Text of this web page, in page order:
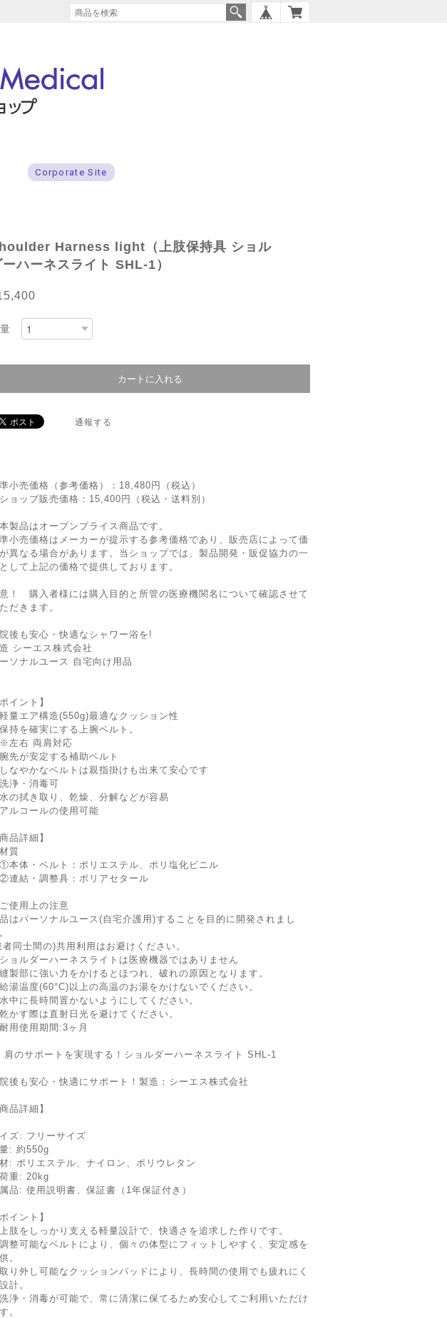
Corporate Site
Harness light（上肢保持具 ショル
ーハーネスライト SHL-1）
通報する
小売価格（参考価格）：18,480円（税込）
ョップ販売価格：15,400円（税込・送料別）
製品はオープンプライス商品です。
小売価格はメーカーが提示する参考価格であり、販売店によって価
異なる場合があります。当ショップでは、製品開発・販促協力の一
して上記の価格で提供しております。
！ 購入者様には購入目的と所管の医療機関名について確認させて
だきます。
後も安心・快適なシャワー浴を!
シーエス株式会社
ソナルユース 自宅向け用品
ポイント】
軽量エア構造(550g)最適なクッション性
持を確実にする上腕ベルト。
右 両肩対応
腕先が安定する補助ベルト
なやかなベルトは親指掛けも出来て安心です
洗浄・消毒可
の拭き取り、乾燥、分解などが容易
ルコールの使用可能
商品詳細】
質
体・ベルト：ポリエステル、ポリ塩化ビニル
結・調整具：ポリアセタール
使用上の注意
はパーソナルユース(自宅介護用)することを目的に開発されまし
者同士間の)共用利用はお避けください。
ョルダーハーネスライトは医療機器ではありません
縫製部に強い力をかけるとほつれ、破れの原因となります。
給湯温度(60°C)以上の高温のお湯をかけないでください。
水中に長時間置かないようにしてください。
乾かす際は直射日光を避けてください。
耐用使用期間:3ヶ月
肩のサポートを実現する！ショルダーハーネスライト SHL-1
後も安心・快適にサポート！製造：シーエス株式会社
商品詳細】
ズ: フリーサイズ
: 約550g
: ポリエステル、ナイロン、ポリウレタン
重: 20kg
品: 使用説明書、保証書（1年保証付き）
ポイント】
上肢をしっかり支える軽量設計で、快適さを追求した作りです。
調整可能なベルトにより、個々の体型にフィットしやすく、安定感を
。
取り外し可能なクッションパッドにより、長時間の使用でも疲れにく
計。
洗浄・消毒が可能で、常に清潔に保てるため安心してご利用いただけ
。